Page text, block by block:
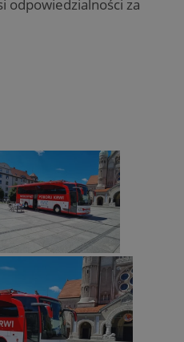
odpowiedzialności za